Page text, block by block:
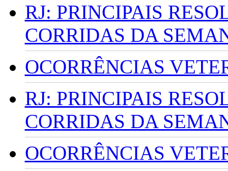
RJ: PRINCIPAIS
CORRIDAS DA
OCORRÊNCIAS
RJ: PRINCIPAIS
CORRIDAS DA
OCORRÊNCIAS